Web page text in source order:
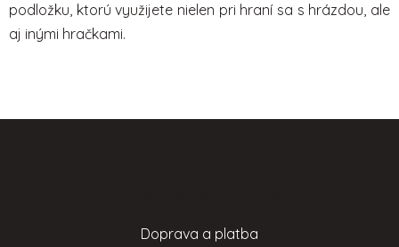
podložku, ktorú využijete nielen pri hraní sa s hrázdou, ale
aj inými hračkami.
Doprava a platba